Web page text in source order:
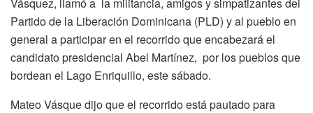
Partido de la Liberación Dominicana (PLD) y al pueblo en
general a participar en el recorrido que encabezará el
candidato presidencial Abel Martínez, por los pueblos que
bordean el Lago Enriquillo, este sábado.
Mateo Vásque dijo que el recorrido está pautado para